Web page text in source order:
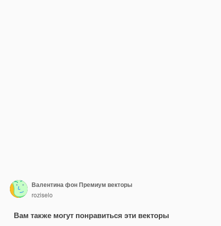
Валентина фон Премиум векторы
roziselo
Вам также могут понравиться эти векторы